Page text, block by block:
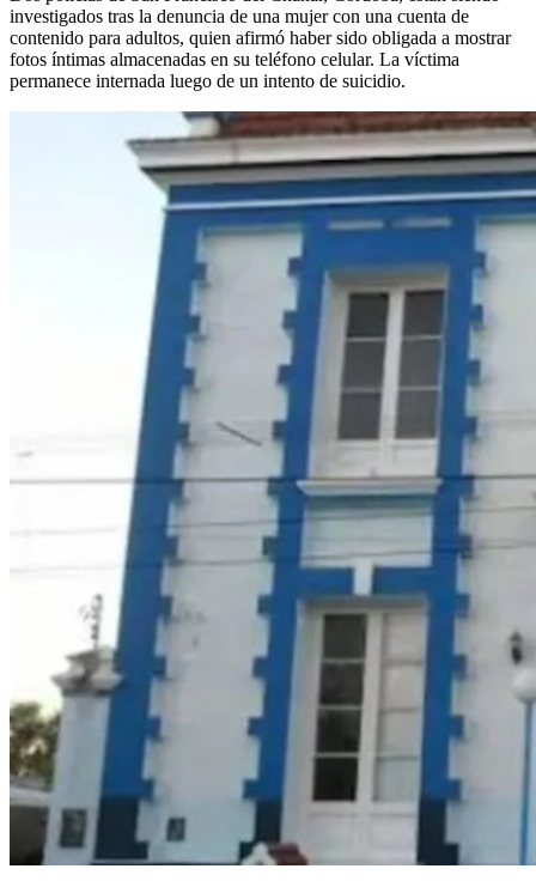
investigados tras la denuncia de una mujer con una cuenta de
contenido para adultos, quien afirmó haber sido obligada a mostrar
fotos íntimas almacenadas en su teléfono celular. La víctima
permanece internada luego de un intento de suicidio.